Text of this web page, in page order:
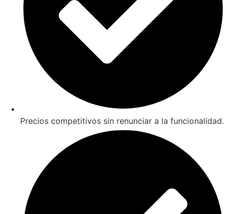
Precios competitivos sin renunciar a la funcionalidad.